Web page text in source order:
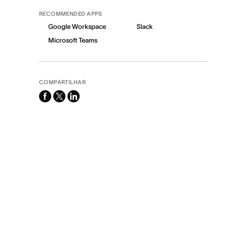
RECOMMENDED APPS
Google Workspace
Slack
Microsoft Teams
COMPARTILHAR
facebook
x-
linkedin